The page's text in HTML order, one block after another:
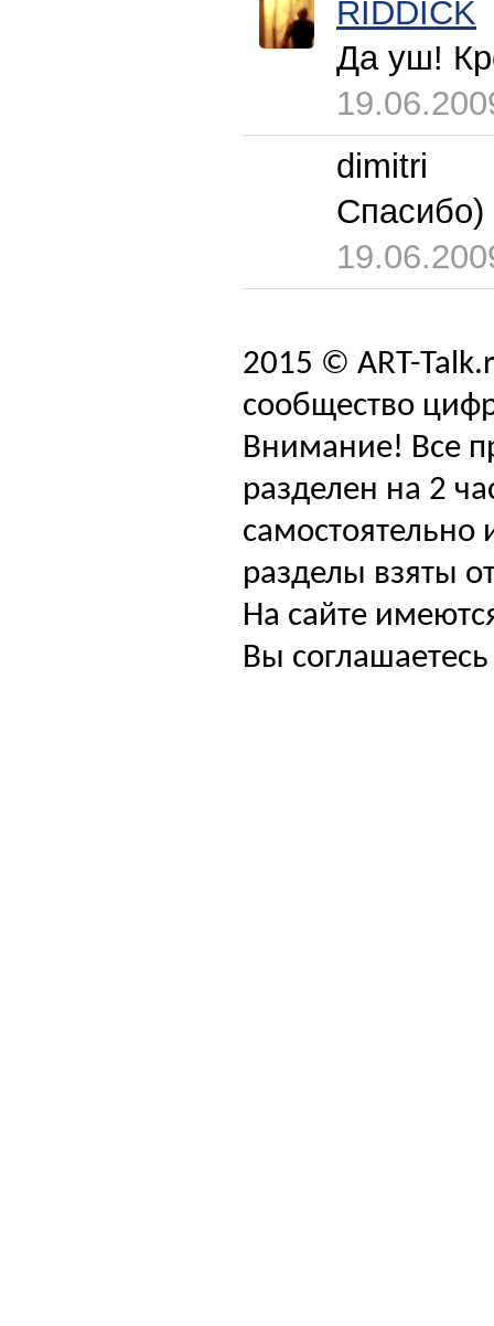
RIDDICK
Да уш!
dimitri
Спасибо)
2015 © ART-
сообщество
Внимание! Все
разделен на 2
самостоятельно
разделы взяты
На сайте
Вы